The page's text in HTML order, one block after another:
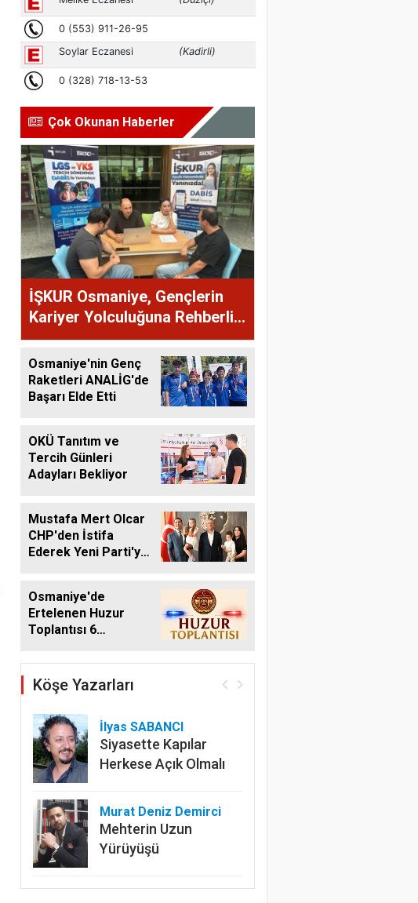
Çok Okunan Haberler
İŞKUR Osmaniye, Gençlerin
Kariyer Yolculuğuna Rehberlik
Ediyor
Osmaniye'nin Genç
Raketleri ANALİG'de
Başarı Elde Etti
OKÜ Tanıtım ve
Tercih Günleri
Adayları Bekliyor
Mustafa Mert Olcar
CHP'den İstifa
Ederek Yeni Parti'ye
Osmaniye'de
Ertelenen Huzur
Toplantısı 6
Köşe Yazarları
İlyas SABANCI
Siyasette Kapılar
Herkese Açık Olmalı
Murat Deniz Demirci
Mehterin Uzun
Yürüyüşü